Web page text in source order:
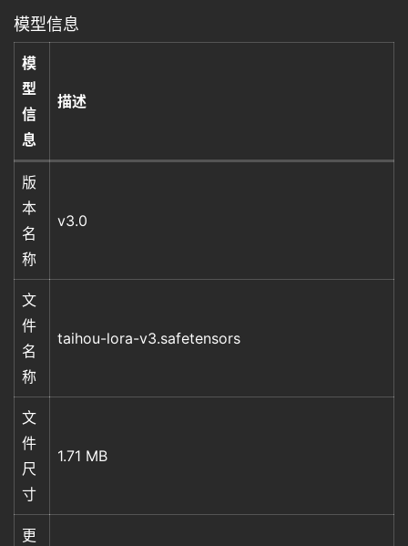
模型信息
模
型
信
息
描述
版
本
名
称
v3.0
文
件
名
称
taihou-lora-v3.safetensors
文
件
尺
寸
1.71 MB
更